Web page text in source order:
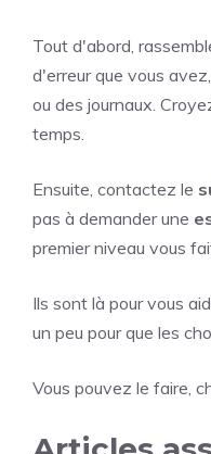
Tout d'abord,
d'erreur que vous
ou des journaux.
temps.
Ensuite, contactez le
pas à demander une
premier niveau vous
Ils sont là pour vous
un peu pour que les
Vous pouvez le faire,